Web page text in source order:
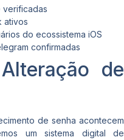
verificadas
ativos
do ecossistema iOS
confirmadas
de
de senha acontecem
um sistema digital de